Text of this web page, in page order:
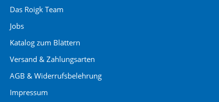
Das Roigk Team
Jobs
Katalog zum Blättern
Versand & Zahlungsarten
AGB & Widerrufsbelehrung
Impressum